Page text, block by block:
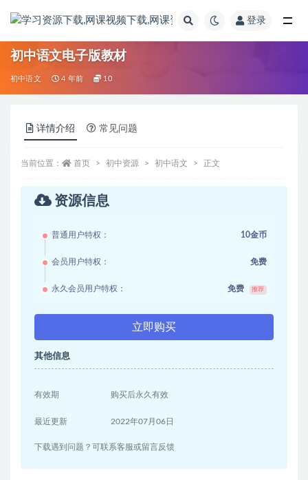
登录
初中语文电子版教材
初中语文 4 年前 10
详情介绍 常见问题
当前位置： 首页 初中资源 初中语文 正文
资源信息
普通用户特权： 10金币
会员用户特权： 免费
永久会员用户特权： 免费 推荐
立即购买
其他信息
有效期 购买后永久有效
最近更新 2022年07月06日
下载遇到问题？可联系客服或留言反馈